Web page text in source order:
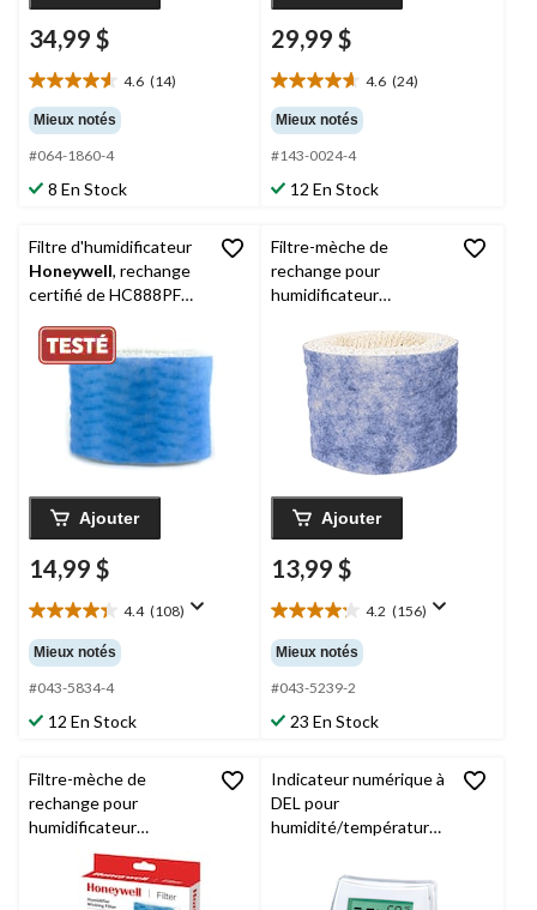
34,99 $
4.6 (14)
4.6
étoile(s)
sur
5.
14
Mieux notés
#064-1860-4
8 En Stock
29,99 $
4.6 (24)
4.6
étoile(s)
sur
5.
24
Mieux notés
#143-0024-4
12 En Stock
Filtre d'humidificateur
Honeywell, rechange
certifié de HC888PFC,
antimicrobien Protec,
filtre C
Ajouter
14,99 $
4.4 (108)
4.4
étoile(s)
sur
5.
108
évaluations
Mieux notés
#043-5834-4
12 En Stock
Filtre-mèche de
rechange pour
humidificateur
HAC504PFC, traité
antimicrobien Protec,
filtre A
Ajouter
13,99 $
4.2 (156)
4.2
étoile(s)
sur
5.
156
évaluations
Mieux notés
#043-5239-2
23 En Stock
Filtre-mèche de
rechange pour
humidificateur
Honeywell
HFT600PFC, traité
antimicrobien Protec,
Indicateur numérique à
DEL pour
humidité/température/
HoneywellH10C,